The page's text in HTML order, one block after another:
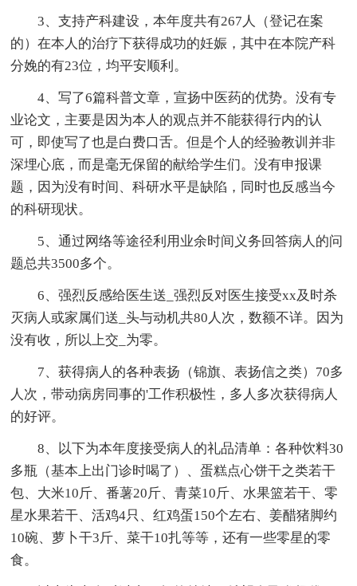
3、支持产科建设，本年度共有267人（登记在案
的）在本人的治疗下获得成功的妊娠，其中在本院产科
分娩的有23位，均平安顺利。
4、写了6篇科普文章，宣扬中医药的优势。没有专
业论文，主要是因为本人的观点并不能获得行内的认
可，即使写了也是白费口舌。但是个人的经验教训并非
深埋心底，而是毫无保留的献给学生们。没有申报课
题，因为没有时间、科研水平是缺陷，同时也反感当今
的科研现状。
5、通过网络等途径利用业余时间义务回答病人的问
题总共3500多个。
6、强烈反感给医生送_强烈反对医生接受xx及时杀
灭病人或家属们送_头与动机共80人次，数额不详。因为
没有收，所以上交_为零。
7、获得病人的各种表扬（锦旗、表扬信之类）70多
人次，带动病房同事的'工作积极性，多人多次获得病人
的好评。
8、以下为本年度接受病人的礼品清单：各种饮料30
多瓶（基本上出门诊时喝了）、蛋糕点心饼干之类若干
包、大米10斤、番薯20斤、青菜10斤、水果篮若干、零
星水果若干、活鸡4只、红鸡蛋150个左右、姜醋猪脚约
10碗、萝卜干3斤、菜干10扎等等，还有一些零星的零
食。